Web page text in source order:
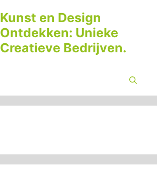
Kunst en Design
Ontdekken: Unieke
Creatieve Bedrijven.